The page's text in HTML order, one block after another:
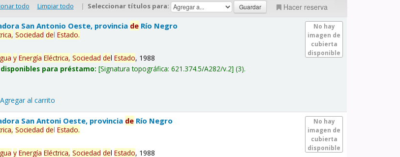
todo Limpiar todo | Seleccionar títulos para: Hacer reserva
No hay
imagen de
cubierta
disponible
San Antonio Oeste, provincia de Río Negro
Sociedad delEstado.
y Energía Eléctrica, Sociedad delEstado, 1988
para préstamo: Signatura topográfica:621.374.5/A282/v.2 (3).
Agregar al carrito
No hay
imagen de
cubierta
disponible
San Antoni Oeste, provincia de Río Negro
Sociedad delEstado.
y Energía Eléctrica, Sociedad delEstado, 1988